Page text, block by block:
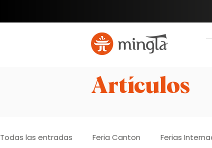
Artículos
Todas las entradas Feria Canton Ferias